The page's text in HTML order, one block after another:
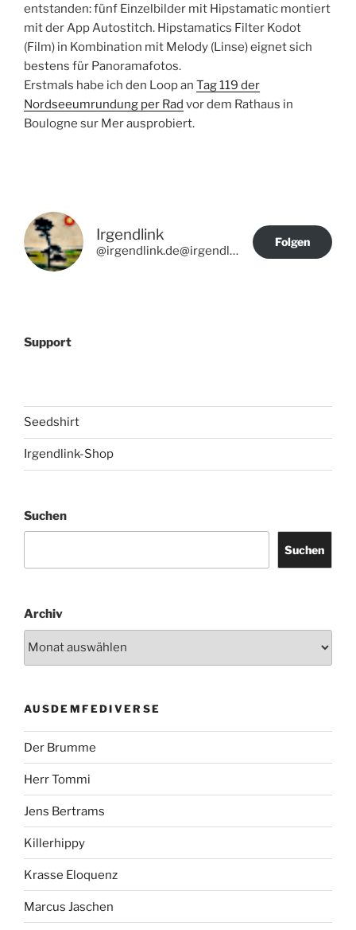
entstanden: fünf Einzelbilder mit Hipstamatic montiert
mit der App Autostitch. Hipstamatics Filter Kodot
(Film) in Kombination mit Melody (Linse) eignet sich
bestens für Panoramafotos.
Erstmals habe ich den Loop an Tag 119 der
Nordseeumrundung per Rad vor dem Rathaus in
Boulogne sur Mer ausprobiert.
Irgendlink
@irgendlink.de@irgendlink.de
Folgen
Support
Seedshirt
Irgendlink-Shop
Suchen
Suchen
Archiv
AUSDEMFEDIVERSE
Der Brumme
Herr Tommi
Jens Bertrams
Killerhippy
Krasse Eloquenz
Marcus Jaschen